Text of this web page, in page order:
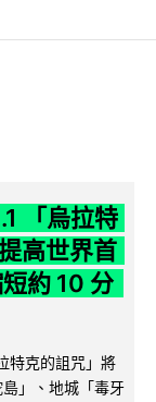
「烏拉特
高世界首
約 10 分
特克的詛咒」將
」、地城「毒牙